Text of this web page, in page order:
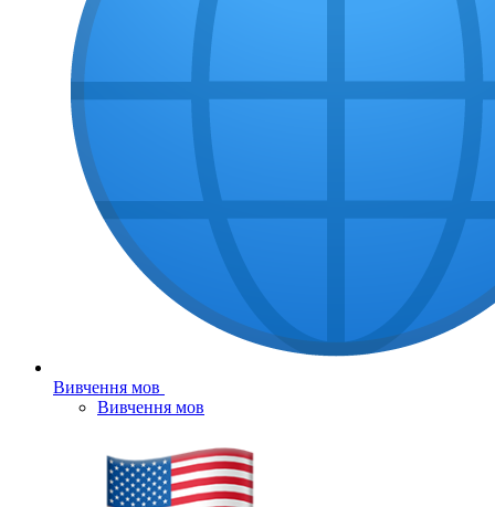
Вивчення мов
Вивчення мов